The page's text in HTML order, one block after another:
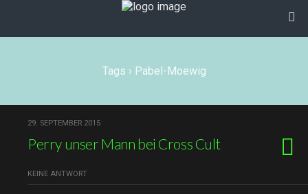
Tags › Pabel-Moewig
29. SEPTEMBER 2015
Perry unser Mann bei Cross Cult
KEINE ANTWORT